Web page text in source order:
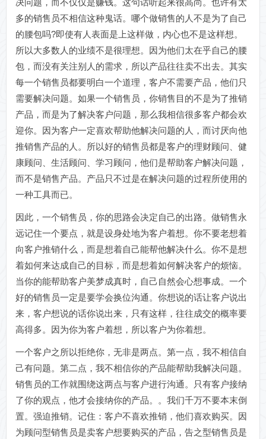
多的销售员不相信这种鬼话。哪个做销售的人不是为了自己
的腰包吗?即使有人表面是上这样做，内心也不是这样想。
所以大多数人的业绩不是很理想。因为他们太在乎自己的腰
包，而没有关注别人的需求，所以产品往往卖不出去。其实
每一个销售员都要明白一个道理，客户不需要产品，他们只
需要解决问题。如果一个销售员，你销售目的不是为了推销
产品，而是为了解决客户问题，那么我相信很多客户都会欢
迎你。因为客户一定喜欢帮助他解决问题的人，而讨厌向他
推销售产品的人。所以好的销售员都是客户的理财顾问、健
康顾问、生活顾问、学习顾问，他们是帮助客户解决问题，
而不是销售产品。产品只不过是在解决问题的过程所使用的
一种工具而已。
因此，一个销售员，你的思路会决定自己的出路。做销售永
远记住一个要点，就是设身处地为客户着想。你不要老想着
向客户推销什么，而是想着自己能帮他解决什么。你不是想
着如何来达成自己的目标，而是想着如何解决客户的烦恼。
当你的能帮助客户美梦成真时，自己自然会心想事成。一个
好的销售员一定是要学会换位沟通。你想说的话让客户说出
来，客户想说的话你说出来，只有这样，往往成交的概率要
高得多。因为你为客户着想，所以客户为你着想。
一个客户之所以拒绝你，无非是两点。第一点，我不相信自
己有问题。第二点，我不相信你的产品能帮助我解决问题。
销售员的工作就围绕这两点与客户进行沟通。只有客户接纳
了你的观点，他才会接纳你的产品。。我们千万不要本末倒
置。强迫推销。记住：客户不喜欢推销，他们喜欢购买。因
为顾问型销售员是卖客户想要购买的产品，告之型销售员是